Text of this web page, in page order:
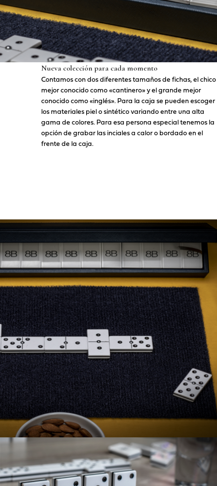
Nueva colección para cada momento
Contamos con dos diferentes tamaños de fichas, el chico
mejor conocido como «cantinero» y el grande mejor
conocido como «inglés». Para la caja se pueden escoger
los materiales piel o sintético variando entre una alta
gama de colores. Para esa persona especial tenemos la
opción de grabar las inciales a calor o bordado en el
frente de la caja.